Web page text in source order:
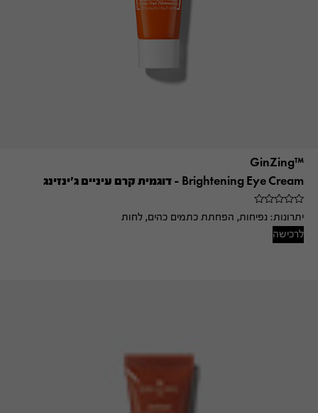
™GinZing
Brightening Eye Cream – דוגמית קרם עיניים ג'ינזינג
יתרונות: נפיחות, הפחתת כתמים כהים, לחות
לרכישה